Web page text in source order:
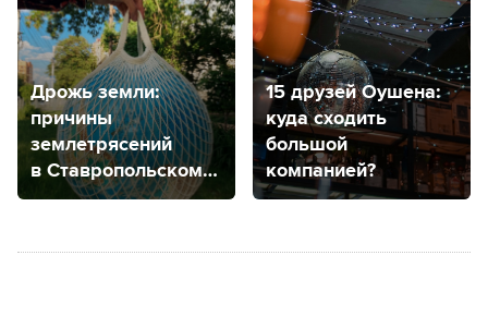
работе
Дрожь земли:
причины
землетрясений
в Ставропольском
крае, прогнозы
15 друзей Оушена:
куда сходить
большой
компанией?